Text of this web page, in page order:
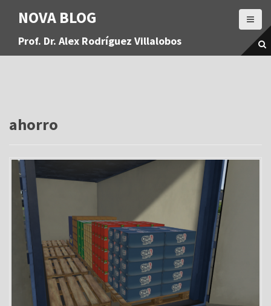
a
NOVA BLOG
Prof. Dr. Alex Rodríguez Villalobos
ahorro